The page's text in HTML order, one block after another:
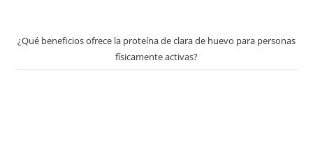
¿Qué beneficios ofrece la proteína de clara de huevo para personas
físicamente activas?